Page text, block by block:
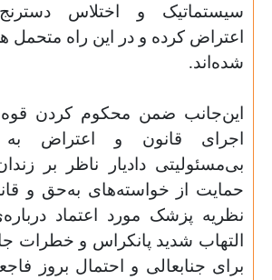
سیستماتیک و اختلاس دسترنج
اعتراض کرده و در این راه متحمل
شده‌اند.
این‌جانب ضمن محکوم کردن
اجرای قانون و اعتراض به
بی‌مسئولیتی دادیار ناظر بر زندان
حمایت از خواسته‌های به‌حق و
نظریه پزشک مورد اعتماد
التهاب شدید پانکراس و خطرات
برای جنابعالی و احتمال بروز